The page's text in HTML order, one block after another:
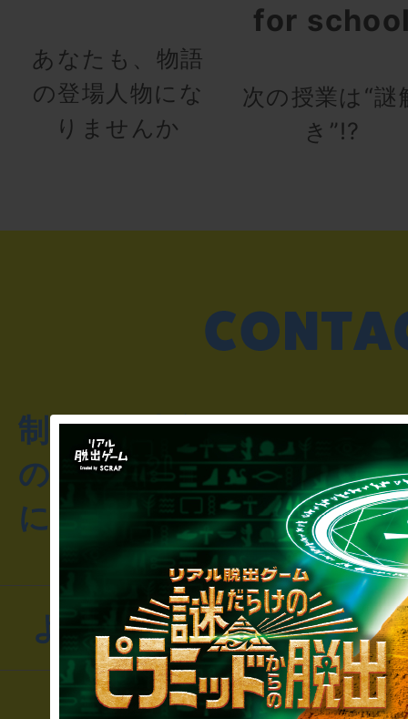
あなたも、物語
の登場人物にな
りませんか
for
次の授業は“謎
き”!?
制作のご相談・コラボレ
のお客様からのご質問や
にお問い合わせください
よくあるお問い合わせ